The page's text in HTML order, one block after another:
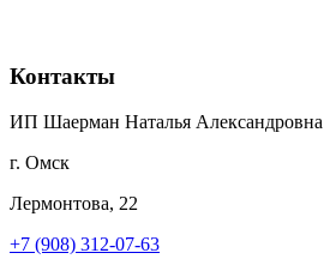
Контакты
ИП Шаерман Наталья Александровна
г. Омск
Лермонтова, 22
+7 (908) 312-07-63